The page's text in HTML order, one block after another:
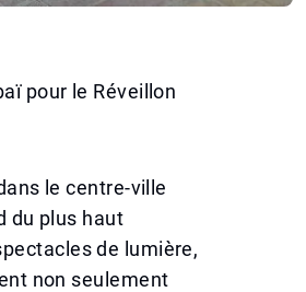
pour le Réveillon
le centre-ville
du plus haut
de lumière,
non seulement